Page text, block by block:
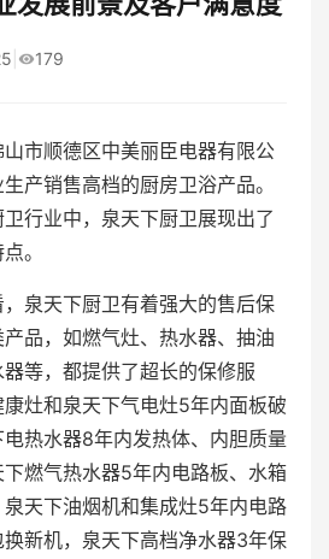
179
市顺德区中美丽臣电器有限公
产销售高档的厨房卫浴产品。
行业中，泉天下厨卫展现出了
。
泉天下厨卫有着强大的售后保
品，如燃气灶、热水器、抽油
等，都提供了超长的保修服
灶和泉天下气电灶5年内面板破
热水器8年内发热体、内胆质量
燃气热水器5年内电路板、水箱
天下油烟机和集成灶5年内电路
新机，泉天下高档净水器3年保